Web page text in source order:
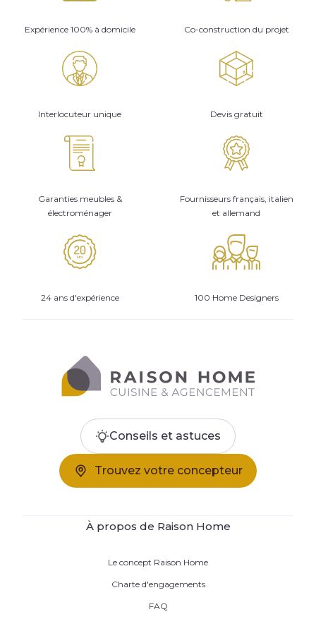
Expérience 100% à domicile Co-construction du projet
Interlocuteur unique Devis gratuit
Garanties meubles &
électroménager
Fournisseurs français, italien
et allemand
24 ans d'expérience 100 Home Designers
Conseils et astuces
Trouvez votre concepteur
À propos de Raison Home
Le concept Raison Home
Charte d'engagements
FAQ